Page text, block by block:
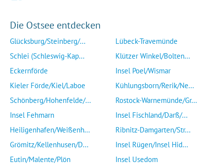
Die Ostsee entdecken
Glücksburg/Steinberg/...
Schlei (Schleswig-Kap...
Eckernförde
Kieler Förde/Kiel/Laboe
Schönberg/Hohenfelde/...
Insel Fehmarn
Heiligenhafen/Weißenh...
Grömitz/Kellenhusen/D...
Eutin/Malente/Plön
Lübeck-Travemünde
Klützer Winkel/Bolten...
Insel Poel/Wismar
Kühlungsborn/Rerik/Ne...
Rostock-Warnemünde/Gr...
Insel Fischland/Darß/...
Ribnitz-Damgarten/Str...
Insel Rügen/Insel Hid...
Insel Usedom